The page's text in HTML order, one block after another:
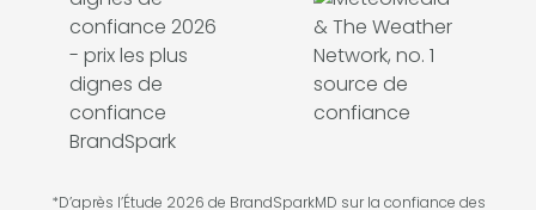
*D’après l’Étude 2026 de BrandSparkMD sur la confiance des